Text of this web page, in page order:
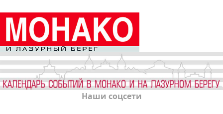
Наши соцсети